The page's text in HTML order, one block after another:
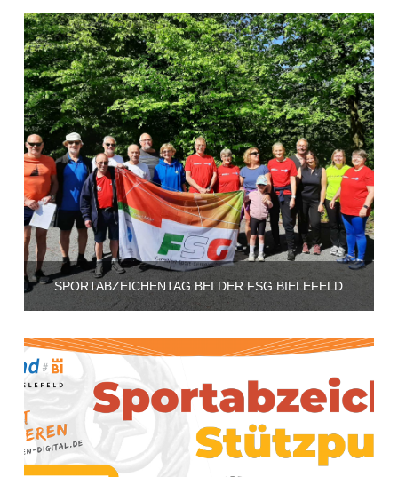
SPORTABZEICHENTAG BEI DER FSG BIELEFELD